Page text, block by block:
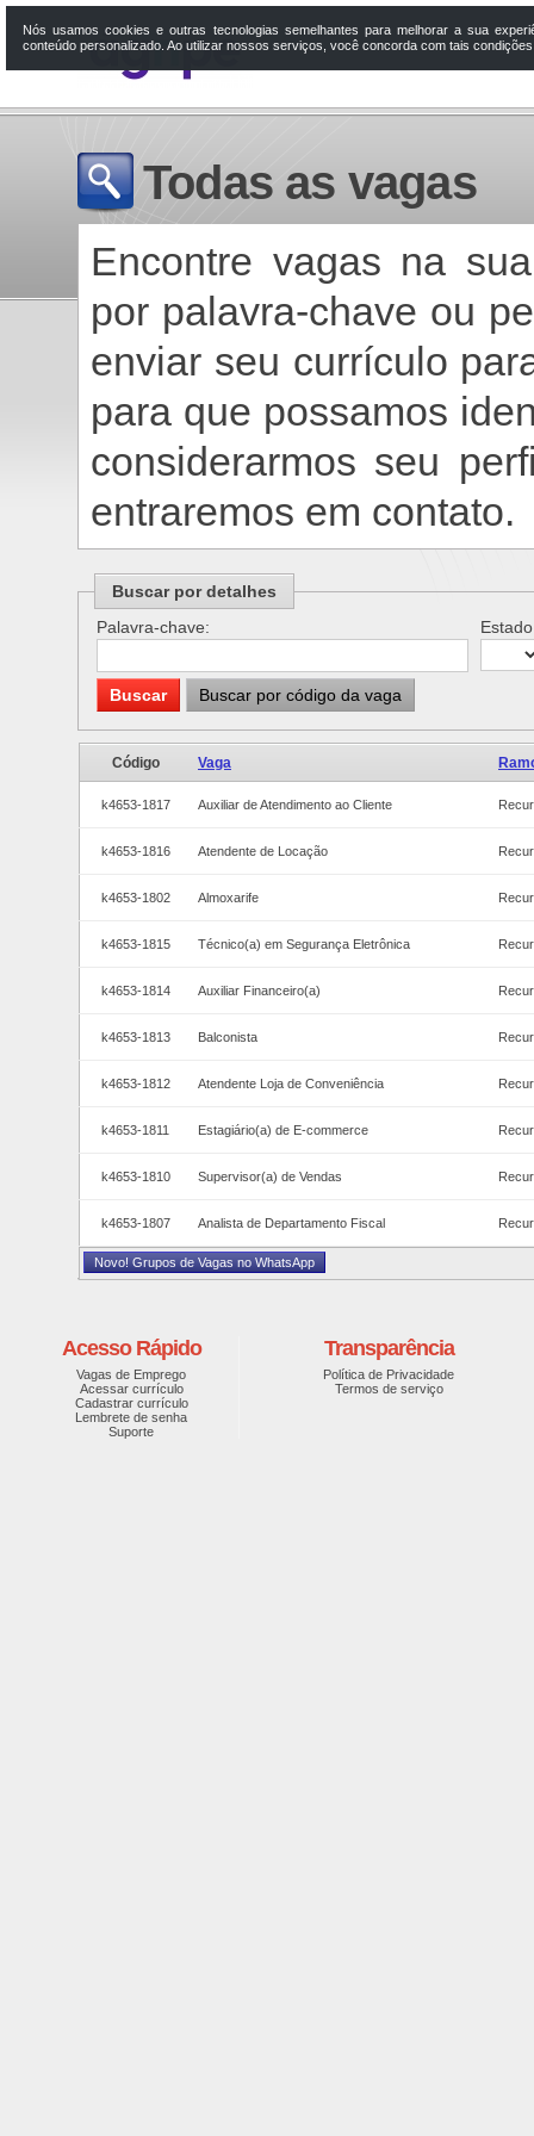
Todas as vagas
Encontre vagas na
por palavra-chave ou
enviar seu currículo
para que possamos
considerarmos seu
entraremos em contato.
Buscar por detalhes
Palavra-chave:
Buscar Buscar por código da vaga
Código Vaga
k4653-1817 Auxiliar de Atendimento ao Cliente
k4653-1816 Atendente de Locação
k4653-1802 Almoxarife
k4653-1815 Técnico(a) em Segurança Eletrônica
k4653-1814 Auxiliar Financeiro(a)
k4653-1813 Balconista
k4653-1812 Atendente Loja de Conveniência
k4653-1811 Estagiário(a) de E-commerce
k4653-1810 Supervisor(a) de Vendas
k4653-1807 Analista de Departamento Fiscal
Novo! Grupos de Vagas no WhatsApp
Acesso Rápido
Vagas de Emprego
Acessar currículo
Cadastrar currículo
Lembrete de senha
Suporte
Transparência
Política de Privacidade
Termos de serviço
Nós usamos cookies e outras tecnologias semelhantes para melhorar a sua
conteúdo personalizado. Ao utilizar nossos serviços, você concorda com tais